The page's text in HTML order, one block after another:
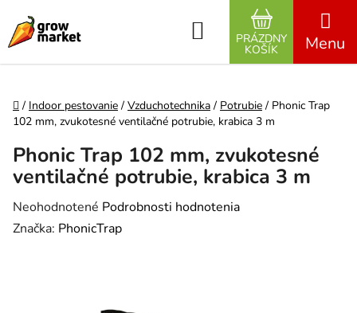
Hľadať
NÁKUPNÝ
PRÁZDNY
KOŠÍK
Domov
/ Indoor pestovanie / Vzduchotechnika / Potrubie / Phonic Trap
102 mm, zvukotesné ventilačné potrubie, krabica 3 m
Phonic Trap 102 mm, zvukotesné
ventilačné potrubie, krabica 3 m
Priemerné hodnotenie produktu je 0,0 z 5 hviezdičiek.
Neohodnotené Podrobnosti hodnotenia
Značka: PhonicTrap